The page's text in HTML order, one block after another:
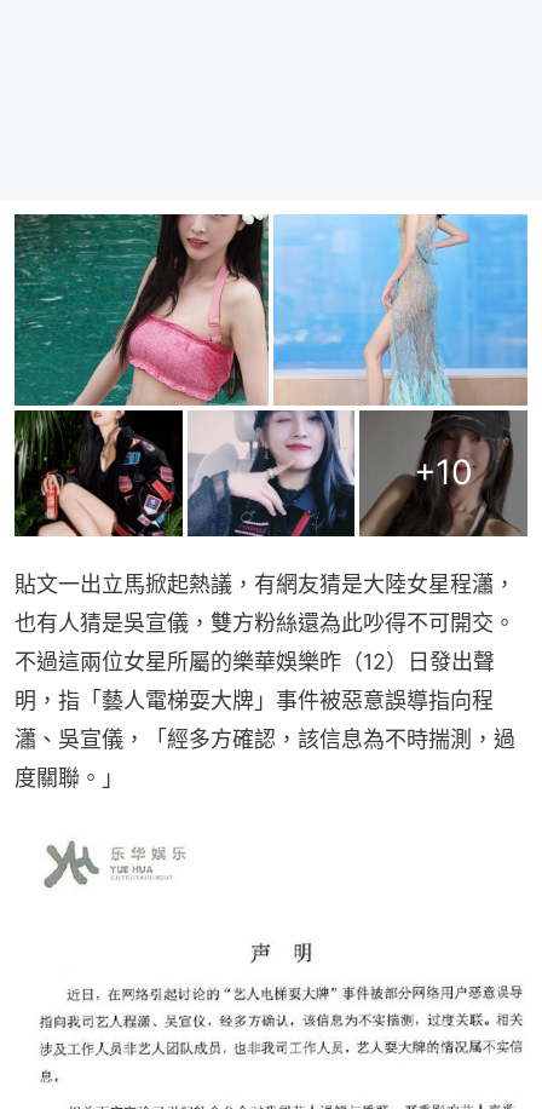
+10
貼文一出立馬掀起熱議，有網友猜是大陸女星程瀟，
也有人猜是吳宣儀，雙方粉絲還為此吵得不可開交。
不過這兩位女星所屬的樂華娛樂昨（12）日發出聲
明，指「藝人電梯耍大牌」事件被惡意誤導指向程
瀟、吳宣儀，「經多方確認，該信息為不時揣測，過
度關聯。」